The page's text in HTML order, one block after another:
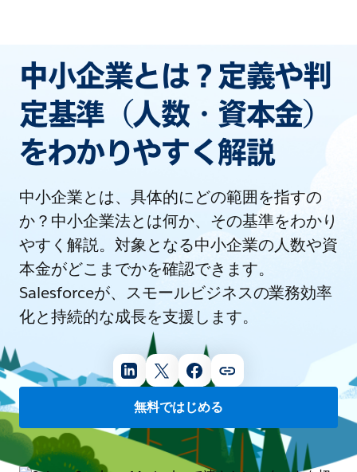
中小企業とは？定義や判
定基準（人数・資本金）
をわかりやすく解説
中小企業とは、具体的にどの範囲を指すの
か？中小企業法とは何か、その基準をわかり
やすく解説。対象となる中小企業の人数や資
本金がどこまでかを確認できます。
Salesforceが、スモールビジネスの業務効率
化と持続的な成長を支援します。
無料ではじめる